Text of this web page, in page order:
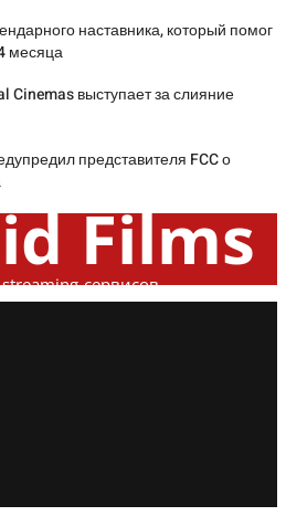
наставника, который помог
месяца
Cinemas выступает за слияние
представителя FCC о
Films
сервисов